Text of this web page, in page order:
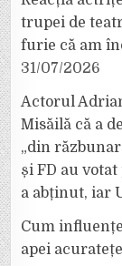
trupei de
furie că am
31/07/2026
Actorul
Misăilă că a
„din
și FD au
a abținut, iar
Cum
apei